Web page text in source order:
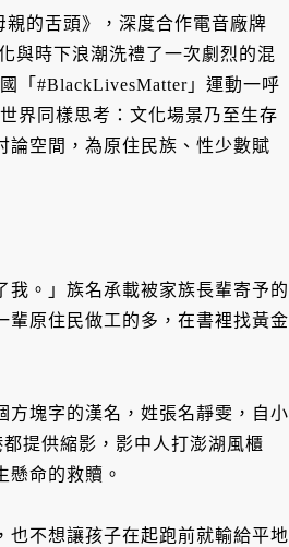
的舌頭》，深度合作電音廠牌
與時下浪潮洗禮了一次劇烈的混
「#BlackLivesMatter」運動一呼
界同樣思考：文化場景乃至生存
論空間，為原住民族、性少數賦
我。」族名承載被家族長輩寄予的
輩原住民做工的多，在書裡找黃金
方塊字的漢名，姓張名靜雯，自小
提供縮影，影中人打澎湖風櫃
懸命的救贖。
也不想讓孩子在起跑前就輸給平地